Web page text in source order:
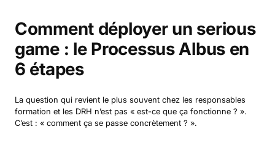
Comment déployer un serious
game : le Processus Albus en
6 étapes
La question qui revient le plus souvent chez les responsables
formation et les DRH n’est pas « est-ce que ça fonctionne ? ».
C’est : « comment ça se passe concrètement ? ».